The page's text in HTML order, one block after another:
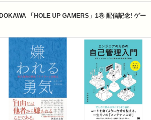
「HOLE UP GAMERS」1巻 配信記念! ゲー